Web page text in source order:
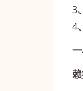
3
4